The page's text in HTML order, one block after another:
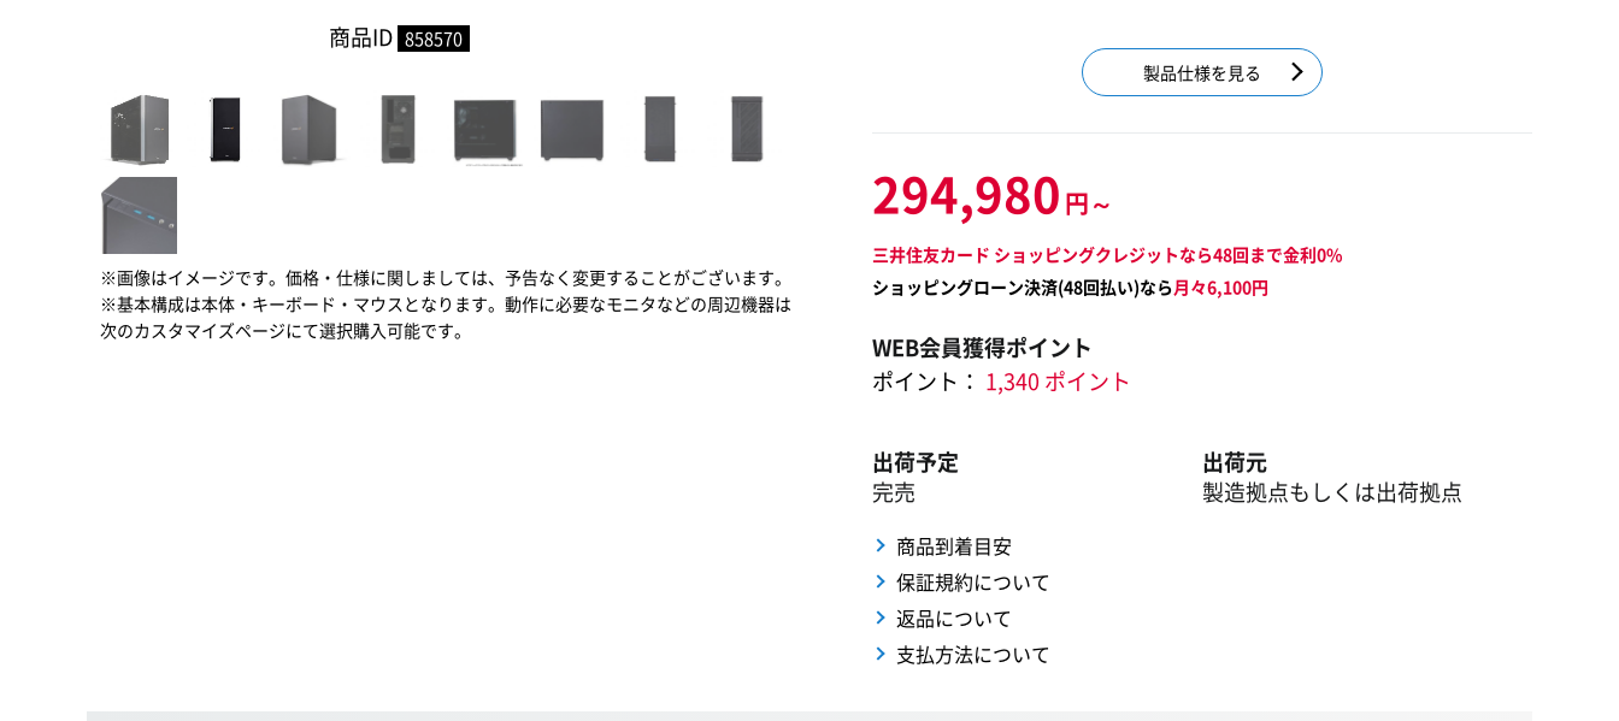
商品ID 858570
※画像はイメージです。価格・仕様に関しましては、予告なく変更することがございます。
※基本構成は本体・キーボード・マウスとなります。動作に必要なモニタなどの周辺機器は
次のカスタマイズページにて選択購入可能です。
製品仕様を見る
294,980 円～
三井住友カード ショッピングクレジットなら48回まで金利0%
ショッピングローン決済(48回払い)なら月々6,100円
WEB会員獲得ポイント
ポイント： 1,340 ポイント
出荷予定
完売
出荷元
製造拠点もしくは出荷拠点
商品到着目安
保証規約について
返品について
支払方法について